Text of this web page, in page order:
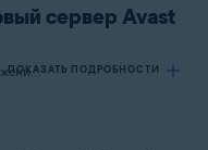
сервер Avast
Применяется к Все потребительские приложения Avast
ПОКАЗАТЬ ПОДРОБНОСТИ